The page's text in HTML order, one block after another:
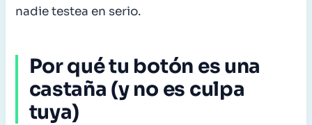
nadie testea en serio.
Por qué tu botón es una
castaña (y no es culpa
tuya)